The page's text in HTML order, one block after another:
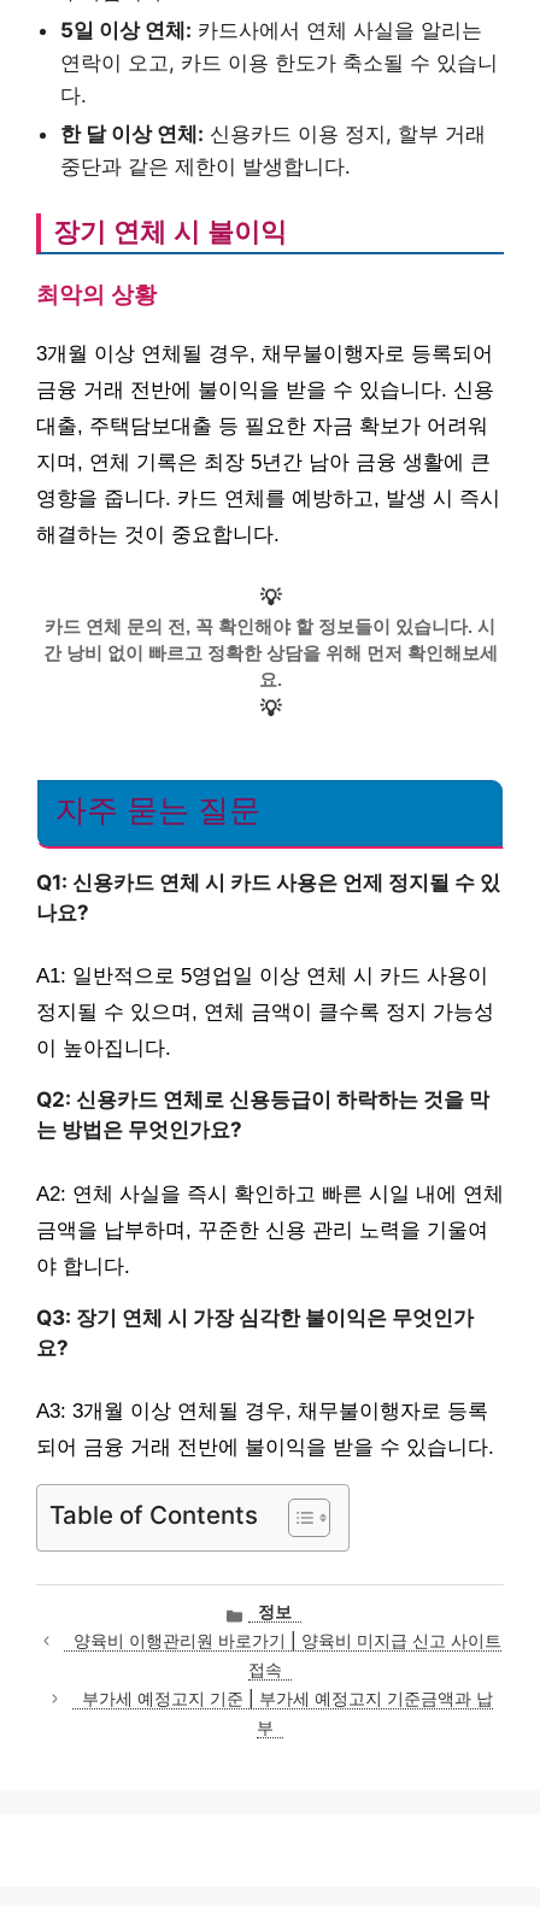
5일 이상 연체: 카드사에서 연체 사실을 알리는
연락이 오고, 카드 이용 한도가 축소될 수 있습니
다.
한 달 이상 연체: 신용카드 이용 정지, 할부 거래
중단과 같은 제한이 발생합니다.
장기 연체 시 불이익
최악의 상황
3개월 이상 연체될 경우, 채무불이행자로 등록되어
금융 거래 전반에 불이익을 받을 수 있습니다. 신용
대출, 주택담보대출 등 필요한 자금 확보가 어려워
지며, 연체 기록은 최장 5년간 남아 금융 생활에 큰
영향을 줍니다. 카드 연체를 예방하고, 발생 시 즉시
해결하는 것이 중요합니다.
💡
카드 연체 문의 전, 꼭 확인해야 할 정보들이 있습니다. 시
간 낭비 없이 빠르고 정확한 상담을 위해 먼저 확인해보세
요.
💡
자주 묻는 질문
Q1: 신용카드 연체 시 카드 사용은 언제 정지될 수 있
나요?
A1: 일반적으로 5영업일 이상 연체 시 카드 사용이
정지될 수 있으며, 연체 금액이 클수록 정지 가능성
이 높아집니다.
Q2: 신용카드 연체로 신용등급이 하락하는 것을 막
는 방법은 무엇인가요?
A2: 연체 사실을 즉시 확인하고 빠른 시일 내에 연체
금액을 납부하며, 꾸준한 신용 관리 노력을 기울여
야 합니다.
Q3: 장기 연체 시 가장 심각한 불이익은 무엇인가
요?
A3: 3개월 이상 연체될 경우, 채무불이행자로 등록
되어 금융 거래 전반에 불이익을 받을 수 있습니다.
Table of Contents
카
테
고
리
정보
양육비 이행관리원 바로가기 | 양육비 미지급 신고 사이트
접속
부가세 예정고지 기준 | 부가세 예정고지 기준금액과 납
부